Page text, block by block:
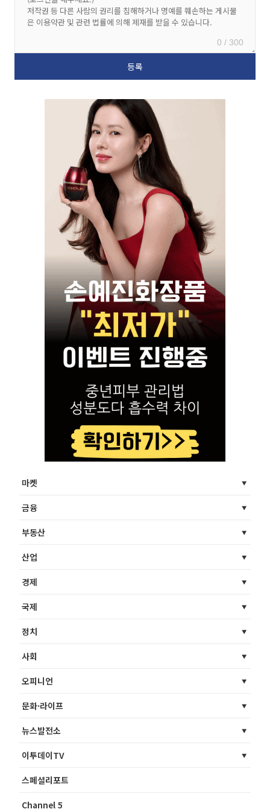
0 / 300
마켓
금융
부동산
산업
경제
국제
정치
사회
오피니언
문화·라이프
뉴스발전소
이투데이TV
스페셜리포트
Channel 5